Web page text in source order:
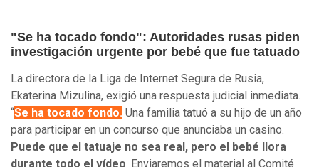
"Se ha tocado fondo": Autoridades rusas piden
investigación urgente por bebé que fue tatuado
La directora de la Liga de Internet Segura de Rusia,
Ekaterina Mizulina, exigió una respuesta judicial inmediata.
“Se ha tocado fondo. Una familia tatuó a su hijo de un año
para participar en un concurso que anunciaba un casino.
Puede que el tatuaje no sea real, pero el bebé llora
durante todo el vídeo . Enviaremos el material al Comité